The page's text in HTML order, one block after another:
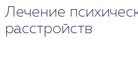
Лечение
расстройств